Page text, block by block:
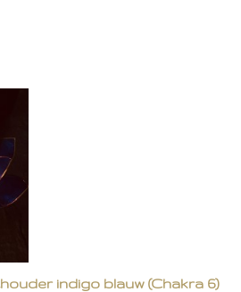
indigo blauw (Chakra 6)